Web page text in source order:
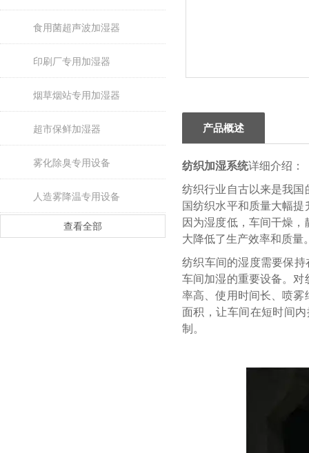
食用菌超声波加湿器
印刷厂专用加湿器
烟草烟站专用加湿器
超市保鲜加湿器
雾化除臭专用设备
人造雾降温专用设备
查看全部
产品概述
纺织加湿系统详细介绍：
纺织行业自古以来是我
国纺织水平和质量大幅
因为湿度低，车间干燥
大降低了生产效率和质量
纺织车间的湿度需要保
车间加湿的重要设备。
率高、使用时间长、喷
面积，让车间在短时间
制。